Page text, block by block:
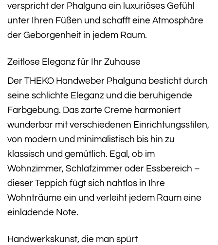
verspricht der Phalguna ein luxuriöses Gefühl
unter Ihren Füßen und schafft eine Atmosphäre
der Geborgenheit in jedem Raum.
Zeitlose Eleganz für Ihr Zuhause
Der THEKO Handweber Phalguna besticht durch
seine schlichte Eleganz und die beruhigende
Farbgebung. Das zarte Creme harmoniert
wunderbar mit verschiedenen Einrichtungsstilen,
von modern und minimalistisch bis hin zu
klassisch und gemütlich. Egal, ob im
Wohnzimmer, Schlafzimmer oder Essbereich –
dieser Teppich fügt sich nahtlos in Ihre
Wohnträume ein und verleiht jedem Raum eine
einladende Note.
Handwerkskunst, die man spürt